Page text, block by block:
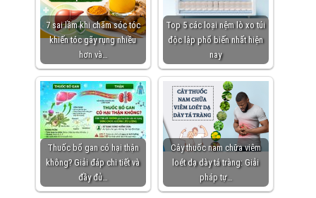
7 sai lầm khi chăm sóc tóc
khiến tóc gãy rụng nhiều
hơn và…
Top 5 các loại nệm lò xo túi
độc lập phổ biến nhất hiện
nay
Thuốc bổ gan có hại thận
không? Giải đáp chi tiết và
đầy đủ…
Cây thuốc nam chữa viêm
loét dạ dày tá tràng: Giải
pháp tự…